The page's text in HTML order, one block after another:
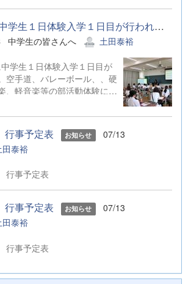
7月28日(火)に中学生１日体験入学１日目が行われました。空手道、...
中学生の皆さんへ 土田泰裕
学生１日体験入学１日目が
空手道、バレーボール、、硬
、軽音楽等の部活動体験にた
事予定表 お知らせ
07/13
田泰裕
行事予定表
事予定表 お知らせ
07/13
田泰裕
行事予定表